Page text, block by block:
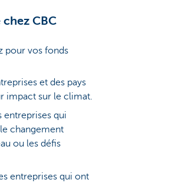
CBC
pour vos fonds
et des pays
impact sur le climat.
entreprises qui
changement
ou les défis
entreprises qui ont